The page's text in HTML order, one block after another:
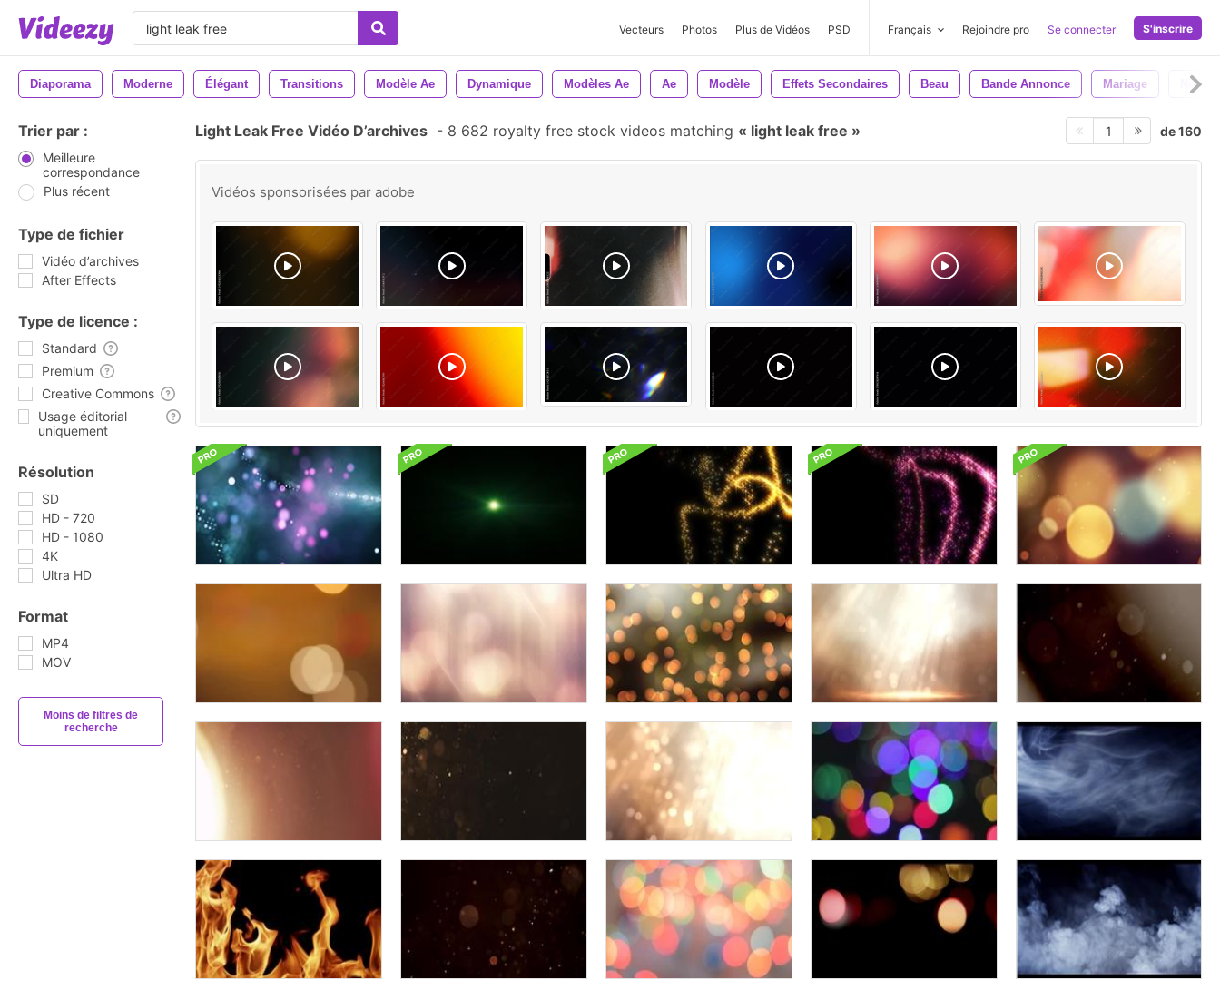
Vecteurs Photos Plus de Vidéos PSD Français Rejoindre pro Se connecter S'inscrire
Diaporama Moderne Élégant Transitions Modèle Ae Dynamique Modèles Ae Ae Modèle Effets Secondaires Beau Bande Annonce Mariage
Trier par :
Meilleure
correspondance
Plus récent
Type de fichier
Vidéo d’archives
After Effects
Type de licence :
Standard
Premium
Creative Commons
Usage éditorial
uniquement
Résolution
SD
HD - 720
HD - 1080
4K
Ultra HD
Format
MP4
MOV
Moins de filtres de
recherche
Light Leak Free Vidéo D’archives - 8 682 royalty free stock videos matching light leak free 1 de 160
Vidéos sponsorisées par adobe